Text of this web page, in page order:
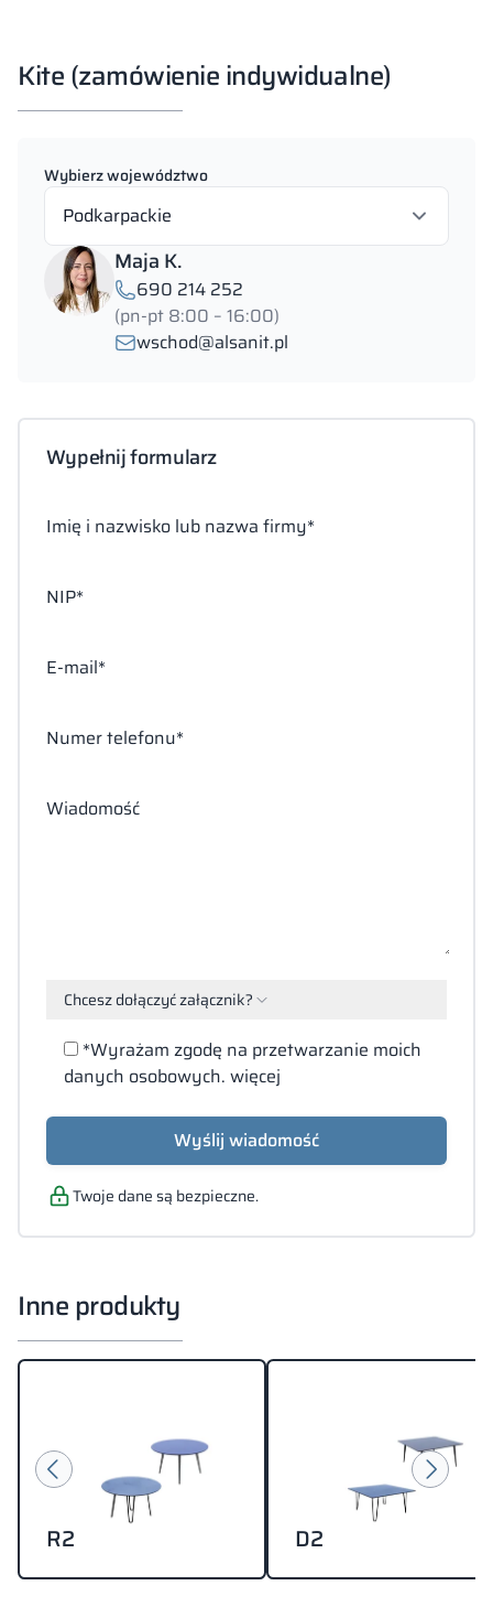
Kite (zamówienie indywidualne)
Wybierz województwo
Podkarpackie
Maja K.
690 214 252
(pn-pt 8:00 – 16:00)
wschod@alsanit.pl
Wypełnij formularz
Imię i nazwisko lub nazwa firmy*
NIP*
E-mail*
Numer telefonu*
Wiadomość
Chcesz dołączyć załącznik?
pliki
(PDF,
DOC,
JPG,
XLS)
*Wyrażam zgodę na przetwarzanie moich
danych osobowych. więcej
Wyślij wiadomość
Twoje dane są bezpieczne.
Inne produkty
R2 D2